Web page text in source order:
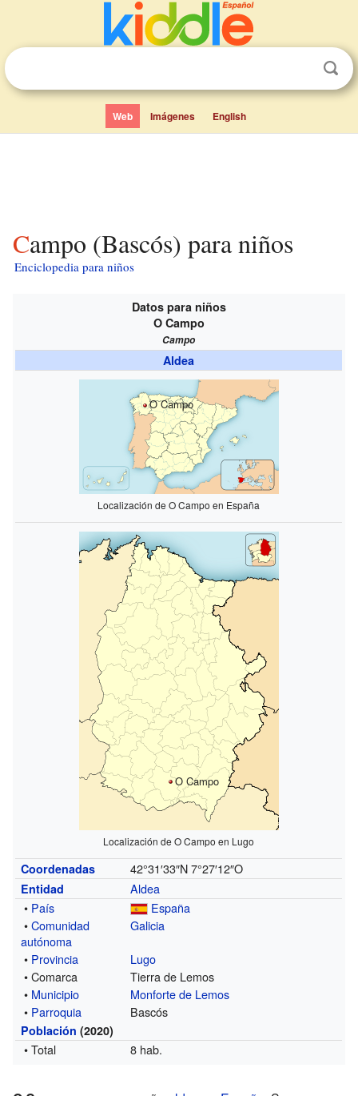
Web Imágenes English
Campo (Bascós) para niños
Enciclopedia para niños
Datos para niños
O Campo
Campo
Aldea
O Campo
Localización de O Campo en España
O Campo
Localización de O Campo en Lugo
Coordenadas 42°31′33″N 7°27′12″O
Entidad
Aldea
• País
España
•Comunidad
autónoma
Galicia
• Provincia
Lugo
• Comarca
Tierra de Lemos
• Municipio
Monforte de Lemos
• Parroquia Bascós
Población (2020)
• Total 8 hab.